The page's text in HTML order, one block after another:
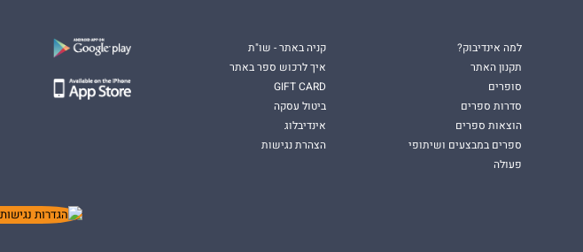
למה אינדיבוק?
תקנון האתר
סופרים
סדרות ספרים
הוצאות ספרים
ספרים במבצעים ושיתופי
פעולה
קניה באתר - שו"ת
איך לרכוש ספר באתר
GIFT CARD
ביטול עסקה
אינדיבלוג
הצהרת נגישות